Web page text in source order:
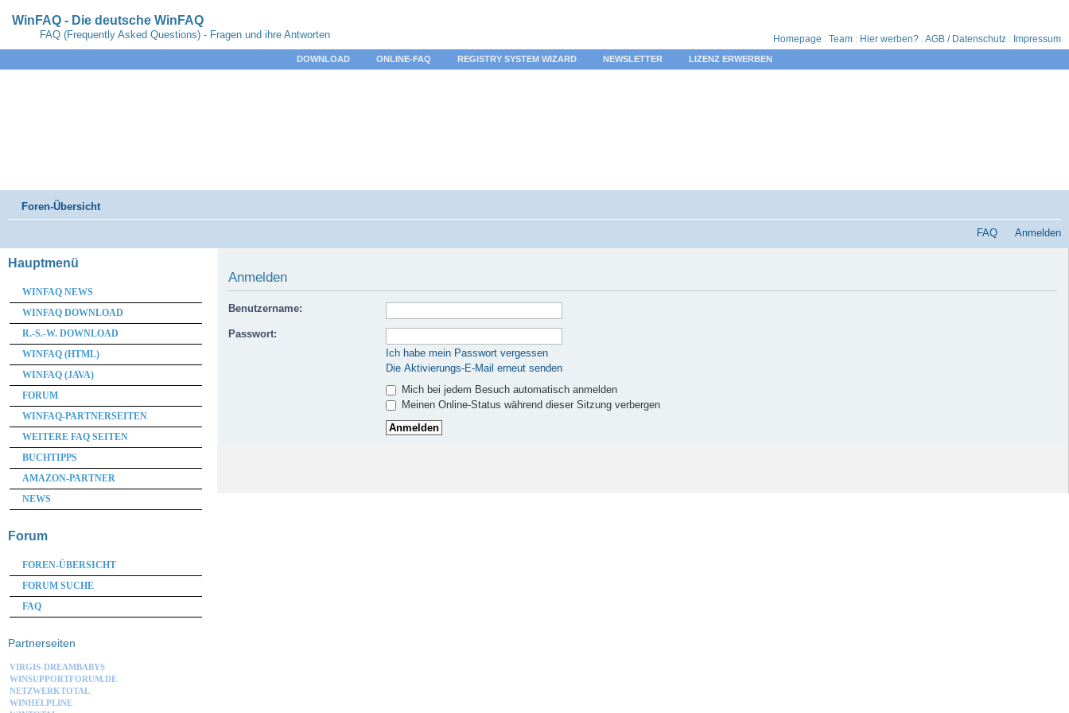
WinFAQ - Die deutsche WinFAQ
FAQ (Frequently Asked Questions) - Fragen und ihre Antworten Homepage : Team : Hier werben? :AGB / Datenschutz : Impressum
DOWNLOAD ONLINE-FAQ REGISTRY SYSTEM WIZARD NEWSLETTER LIZENZ ERWERBEN
Foren-Übersicht
FAQ Anmelden
Anmelden
Benutzername:
Passwort:
Ich habe mein Passwort vergessen
Die Aktivierungs-E-Mail erneut senden
Mich bei jedem Besuch automatisch anmelden
Meinen Online-Status während dieser Sitzung verbergen
Hauptmenü
WINFAQ NEWS
WINFAQ DOWNLOAD
R.-S.-W. DOWNLOAD
WINFAQ (HTML)
WINFAQ (JAVA)
FORUM
WINFAQ-PARTNERSEITEN
WEITERE FAQ SEITEN
BUCHTIPPS
AMAZON-PARTNER
NEWS
Forum
FOREN-ÜBERSICHT
FORUM SUCHE
FAQ
Partnerseiten
VIRGIS-DREAMBABYS
WINSUPPORTFORUM.DE
NETZWERKTOTAL
WINHELPLINE